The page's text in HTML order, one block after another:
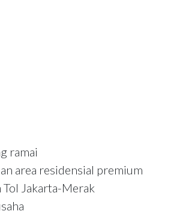
ramai
area residensial premium
Tol Jakarta-Merak